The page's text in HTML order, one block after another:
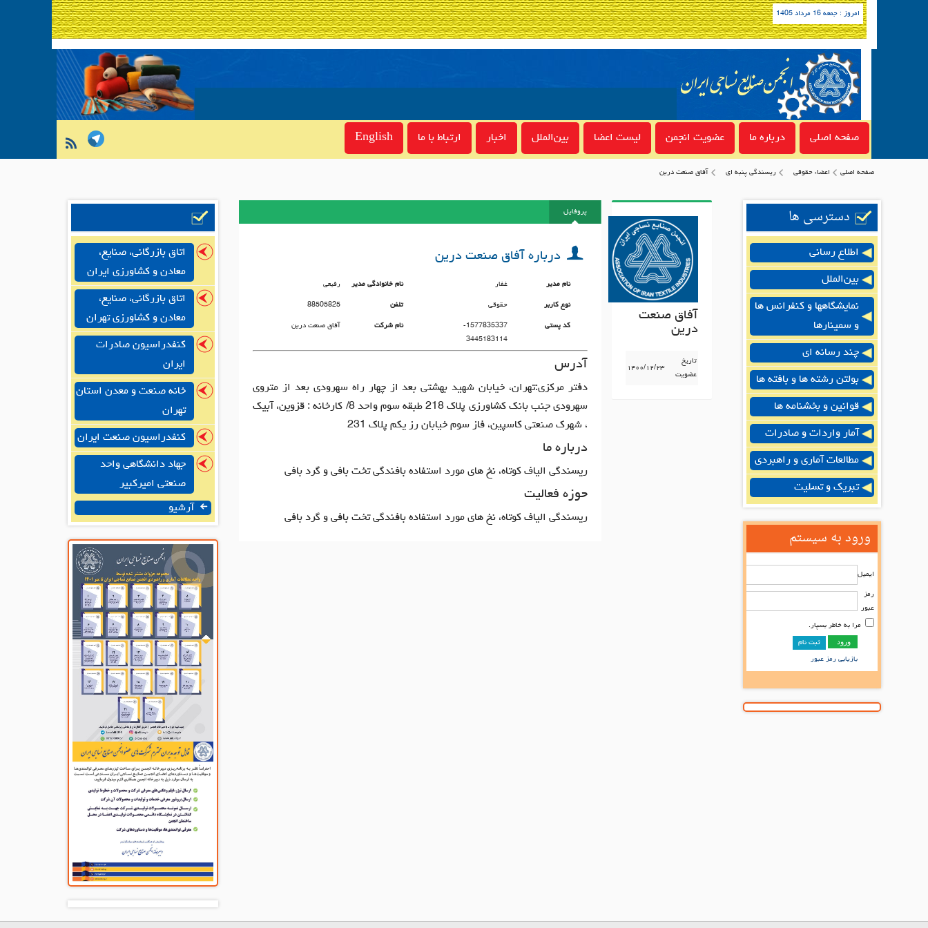
امروز : جمعه 16 مرداد 1405
صفحه اصلی درباره ما عضویت انجمن لیست اعضا بین‌الملل اخبار ارتباط با ما English
صفحه اصلی اعضاء حقوقی ريسندگي پنبه اي آفاق صنعت درین
دسترسی ها
اطلاع رسانی
بین‌الملل
نمایشگاهها و کنفرانس ها
و سمینارها
چند رسانه ای
بولتن رشته ها و بافته ها
قوانین و بخشنامه ها
آمار واردات و صادرات
مطالعات آماری و راهبردی
تبریک و تسلیت
ورود به سیستم
ایمیل
رمز
عبور
مرا به خاطر بسپار.
ثبت نام
بازیابی رمز عبور
آفاق صنعت
درین
تاریخ
عضویت
۱۴۰۰/۱۲/۲۳
پروفایل
درباره آفاق صنعت درین
نام مدیر غفار نام خانوادگی مدیر رفیعی
نوع کاربر حقوقی تلفن 88505825
کد پستی
1577835337-
3445183114
نام شرکت آفاق صنعت درین
آدرس
دفتر مرکزی:تهران، خیابان شهید بهشتی بعد از چهار راه سهرودی بعد از متروی
سهرودی جنب بانک کشاورزی پلاک 218 طبقه سوم واحد 8/ کارخانه : قزوین، آبیک
، شهرک صنعتی کاسپین، فاز سوم خیابان رز یکم پلاک 231
درباره ما
ریسندگی الیاف کوتاه، نخ های مورد استفاده بافندگی تخت بافی و گرد بافی
حوزه فعالیت
ریسندگی الیاف کوتاه، نخ های مورد استفاده بافندگی تخت بافی و گرد بافی
اتاق بازرگانی، صنایع،
معادن و کشاورزی ایران
اتاق بازرگانی، صنایع،
معادن و کشاورزی تهران
کنفدراسیون صادرات
ایران
خانه صنعت و معدن استان
تهران
کنفدراسیون صنعت ایران
جهاد دانشگاهی واحد
صنعتی امیرکبیر
آرشیو